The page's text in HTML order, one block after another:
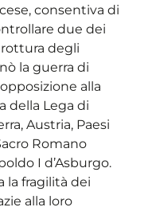
consentiva di
due dei
degli
la guerra di
alla
della Lega di
Austria, Paesi
Romano
I d’Asburgo.
la fragilità dei
alla loro